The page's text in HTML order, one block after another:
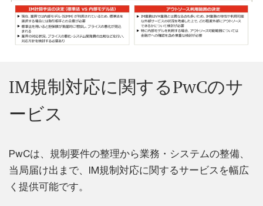
IM規制対応に関するPwCのサ
ービス
PwCは、規制要件の整理から業務・システムの整備、
当局届け出まで、IM規制対応に関するサービスを幅広
く提供可能です。